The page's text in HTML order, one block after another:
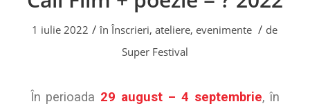
1 iulie 2022 / înÎnscrieri, ateliere, evenimente / de
Super Festival
În perioada 29 august – 4 septembrie, în